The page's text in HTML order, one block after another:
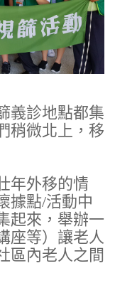
義診地點都集
稍微北上，移
年外移的情
據點/活動中
起來，舉辦一
座等）讓老人
區內老人之間